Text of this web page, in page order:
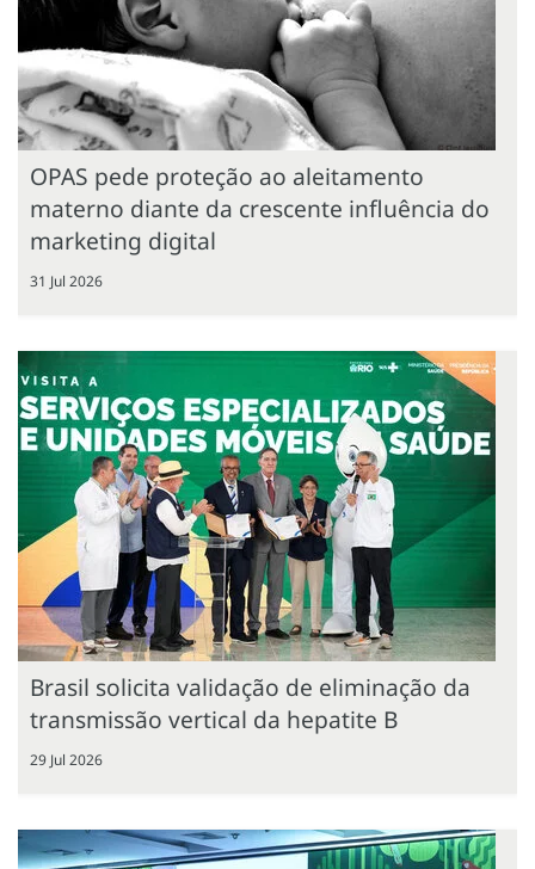
OPAS pede proteção ao aleitamento
materno diante da crescente influência do
marketing digital
31 Jul 2026
Brasil solicita validação de eliminação da
transmissão vertical da hepatite B
29 Jul 2026